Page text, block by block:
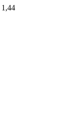
1,44